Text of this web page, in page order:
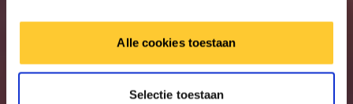
Alle cookies toestaan
Selectie toestaan